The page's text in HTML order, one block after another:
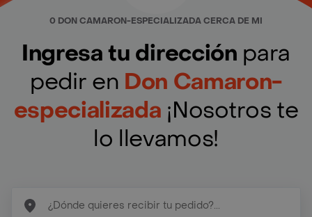
0 DON CAMARON-ESPECIALIZADA CERCA DE MI
Ingresa tu dirección para
pedir en Don Camaron-
especializada ¡Nosotros te
lo llevamos!